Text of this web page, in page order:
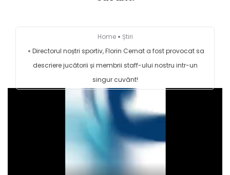
Home
Știri
Directorul noștri sportiv, Florin Cernat a fost provocat sa
descriere jucătorii și membrii staff-ului nostru intr-un
singur cuvânt!